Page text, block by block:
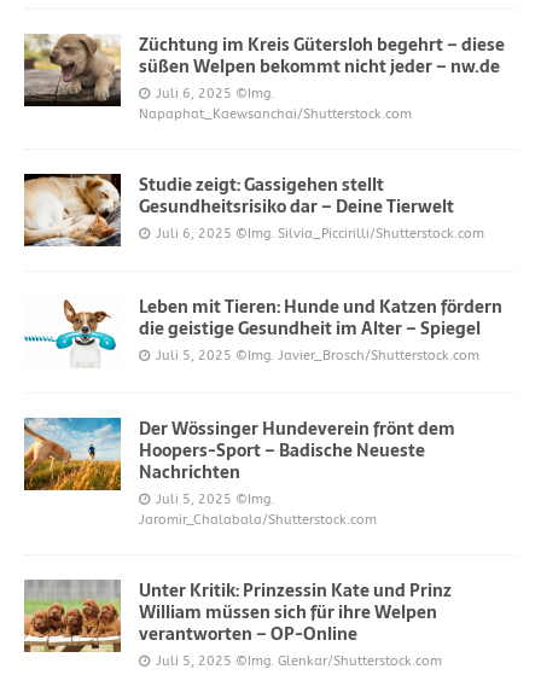
Züchtung im Kreis Gütersloh begehrt – diese
süßen Welpen bekommt nicht jeder – nw.de
Juli 6, 2025 ©Img.
Napaphat_Kaewsanchai/Shutterstock.com
Studie zeigt: Gassigehen stellt
Gesundheitsrisiko dar – Deine Tierwelt
Juli 6, 2025 ©Img. Silvia_Piccirilli/Shutterstock.com
Leben mit Tieren: Hunde und Katzen fördern
die geistige Gesundheit im Alter – Spiegel
Juli 5, 2025 ©Img. Javier_Brosch/Shutterstock.com
Der Wössinger Hundeverein frönt dem
Hoopers-Sport – Badische Neueste
Nachrichten
Juli 5, 2025 ©Img.
Jaromir_Chalabala/Shutterstock.com
Unter Kritik: Prinzessin Kate und Prinz
William müssen sich für ihre Welpen
verantworten – OP-Online
Juli 5, 2025 ©Img. Glenkar/Shutterstock.com